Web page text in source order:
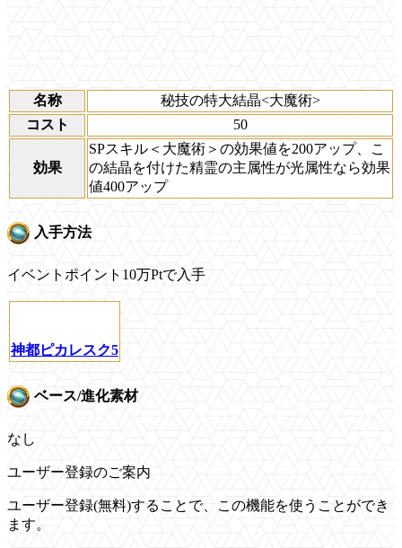
名称
秘技の特大結晶<大魔術>
コスト
50
効果
SPスキル＜大魔術＞の効果値を200アップ、こ
の結晶を付けた精霊の主属性が光属性なら効果
値400アップ
入手方法
イベントポイント10万Ptで入手
神都ピカレスク5
ベース/進化素材
なし
ユーザー登録のご案内
ユーザー登録(無料)することで、この機能を使うことができ
ます。